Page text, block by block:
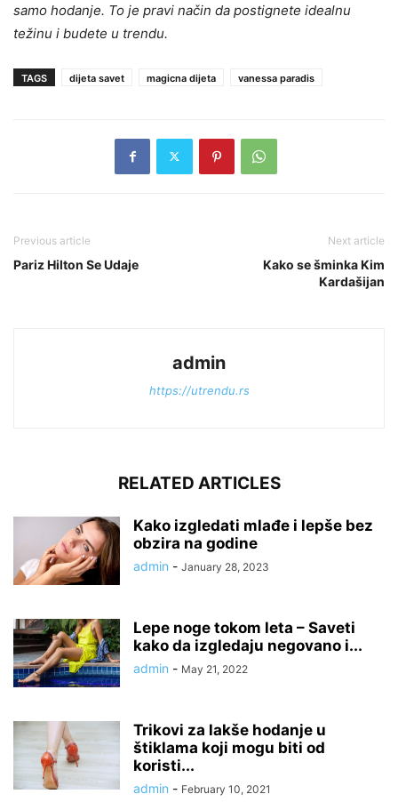
samo hodanje. To je pravi način da postignete idealnu
težinu i budete u trendu.
TAGS dijeta savet magicna dijeta vanessa paradis
Previous article
Pariz Hilton Se Udaje
Next article
Kako se šminka Kim
Kardašijan
admin
https://utrendu.rs
RELATED ARTICLES
Kako izgledati mlađe i lepše bez
obzira na godine
admin - January 28, 2023
Lepe noge tokom leta – Saveti
kako da izgledaju negovano i...
admin - May 21, 2022
Trikovi za lakše hodanje u
štiklama koji mogu biti od
koristi...
admin - February 10, 2021